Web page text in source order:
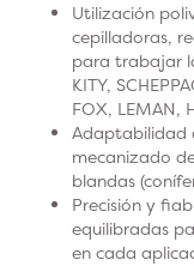
Utilización
cepilladoras,
para trabajar
KITY,
FOX, LEMAN,
Adaptabilidad
mecanizado
blandas
Precisión y
equilibradas
en cada